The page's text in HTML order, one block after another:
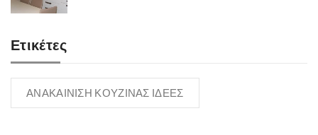
Ετικέτες
ΑΝΑΚΑΙΝΙΣΗ ΚΟΥΖΙΝΑΣ ΙΔΕΕΣ